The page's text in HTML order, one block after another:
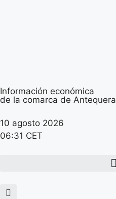
Información económica
de la comarca de Antequera
10 agosto 2026
06:31 CET